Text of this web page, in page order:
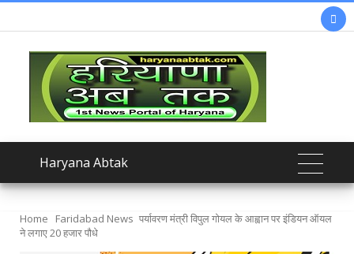

Haryana Abtak
Home Faridabad News पर्यावरण मंत्री विपुल गोयल के आह्वान पर इंडियन ऑयल
ने लगाए 20 हजार पौधे